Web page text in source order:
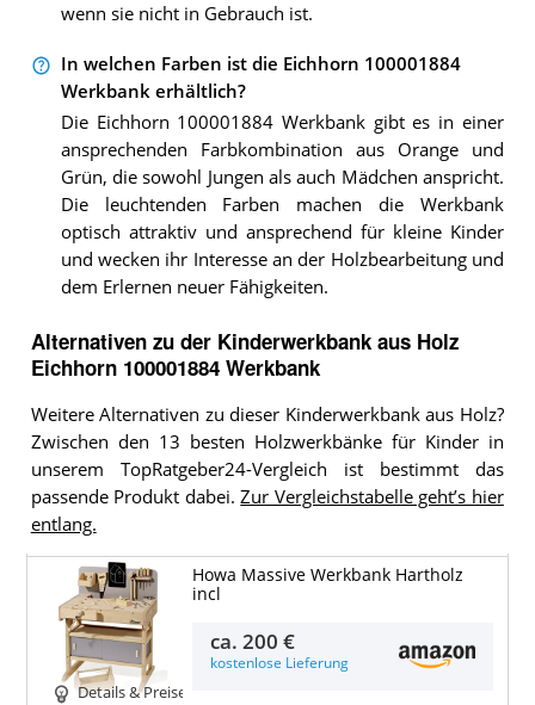
wenn sie nicht in Gebrauch ist.
In welchen Farben ist die Eichhorn 100001884
Werkbank erhältlich?
Die Eichhorn 100001884 Werkbank gibt es in einer
ansprechenden Farbkombination aus Orange und
Grün, die sowohl Jungen als auch Mädchen anspricht.
Die leuchtenden Farben machen die Werkbank
optisch attraktiv und ansprechend für kleine Kinder
und wecken ihr Interesse an der Holzbearbeitung und
dem Erlernen neuer Fähigkeiten.
Alternativen zu der Kinderwerkbank aus Holz
Eichhorn 100001884 Werkbank
Weitere Alternativen zu dieser Kinderwerkbank aus Holz?
Zwischen den 13 besten Holzwerkbänke für Kinder in
unserem TopRatgeber24-Vergleich ist bestimmt das
passende Produkt dabei.Zur Vergleichstabelle geht’s hier
entlang.
Details & Preise
Howa Massive Werkbank Hartholz
incl
ca.200 €
kostenlose Lieferung